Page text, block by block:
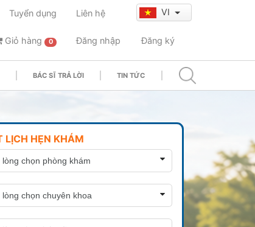
Tuyển dụng Liên hệ VI
Giỏ hàng 0 Đăng nhập Đăng ký
BÁC SĨ TRẢ LỜI TIN TỨC
LỊCH HẸN KHÁM